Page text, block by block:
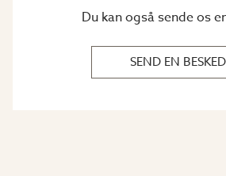
Du kan også sende os
SEND EN BESKED